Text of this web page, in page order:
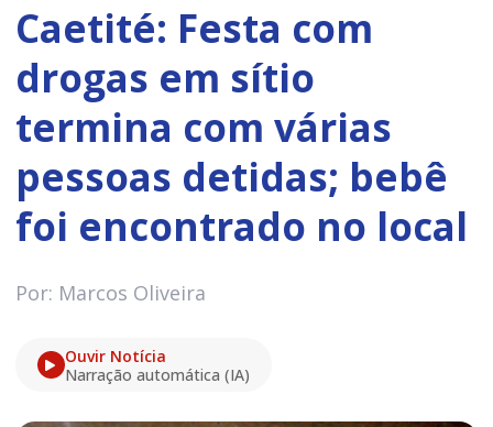
Caetité: Festa com
drogas em sítio
termina com várias
pessoas detidas; bebê
foi encontrado no local
Por: Marcos Oliveira
Ouvir Notícia
Narração automática (IA)